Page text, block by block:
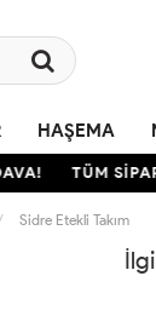
HAŞEMA
TÜM
Sidre Etekli Takım